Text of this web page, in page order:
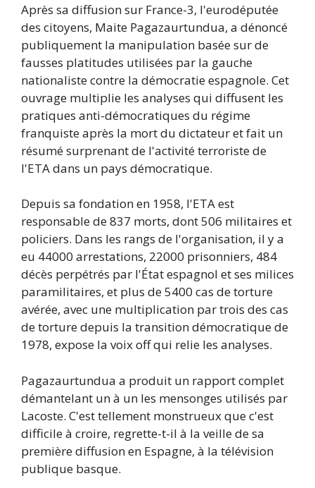
Après sa diffusion sur France-3, l'eurodéputée
des citoyens, Maite Pagazaurtundua, a dénoncé
publiquement la manipulation basée sur de
fausses platitudes utilisées par la gauche
nationaliste contre la démocratie espagnole. Cet
ouvrage multiplie les analyses qui diffusent les
pratiques anti-démocratiques du régime
franquiste après la mort du dictateur et fait un
résumé surprenant de l'activité terroriste de
l'ETA dans un pays démocratique.
Depuis sa fondation en 1958, l'ETA est
responsable de 837 morts, dont 506 militaires et
policiers. Dans les rangs de l'organisation, il y a
eu 44000 arrestations, 22000 prisonniers, 484
décès perpétrés par l'État espagnol et ses milices
paramilitaires, et plus de 5400 cas de torture
avérée, avec une multiplication par trois des cas
de torture depuis la transition démocratique de
1978, expose la voix off qui relie les analyses.
Pagazaurtundua a produit un rapport complet
démantelant un à un les mensonges utilisés par
Lacoste. C'est tellement monstrueux que c'est
difficile à croire, regrette-t-il à la veille de sa
première diffusion en Espagne, à la télévision
publique basque.